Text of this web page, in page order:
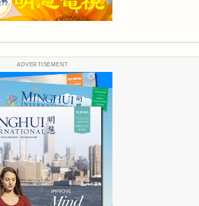
ADVERTISEMENT